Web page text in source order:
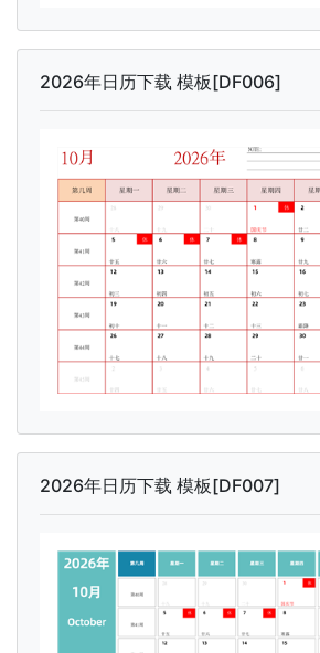
2026年日历下载 模板[DF006]
2026年日历下载 模板[DF007]